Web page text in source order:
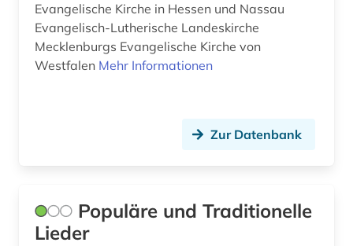
arbeitssicherheitsrecht (1)
arbeitszeiterfassung (1)
arbeitszeugis (1)
architekturwettbewerb (1)
archiv (12)
Evangelische Kirche in Hessen und Nassau
Evangelisch-Lutherische Landeskirche
Mecklenburgs Evangelische Kirche von
Westfalen Mehr Informationen
Zur Datenbank
Populäre und Traditionelle
Lieder